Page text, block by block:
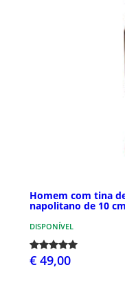
Homem com tina
napolitano de 10 cm
DISPONÍVEL
€ 49,00